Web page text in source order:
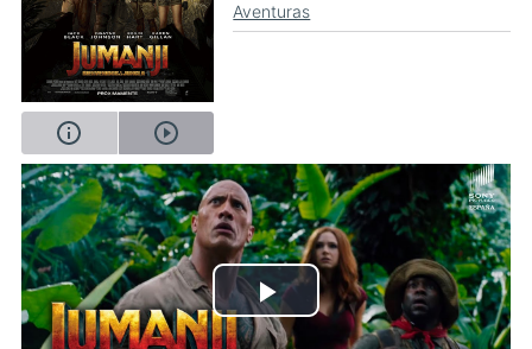
Aventuras
Play